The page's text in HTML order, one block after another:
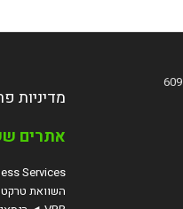
מדיניות
אתרים
Services
השוואת